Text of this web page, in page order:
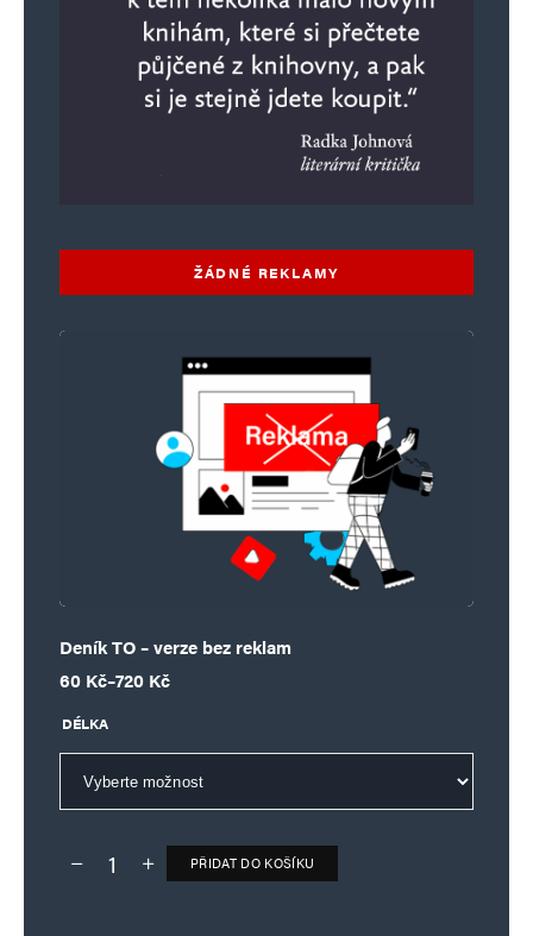
ŽÁDNÉ REKLAMY
Deník TO – verze bez reklam
60 Kč–720 Kč
Rozpětí cen: 60 Kč až 720 Kč
DÉLKA
Deník TO – verze bez reklam množství
PŘIDAT DO KOŠÍKU